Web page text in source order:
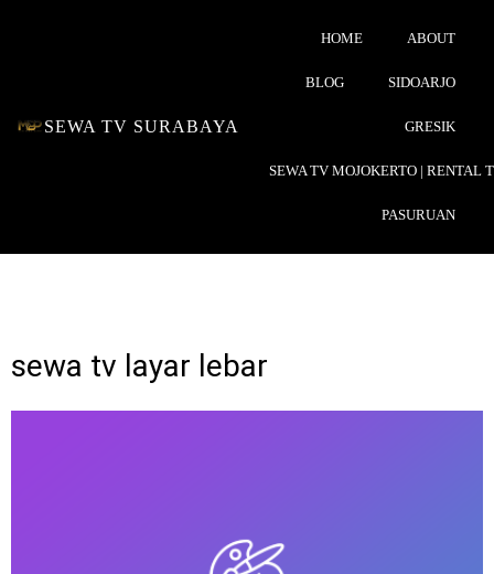
SEWA TV SURABAYA
HOME ABOUT
BLOG SIDOARJO
GRESIK
SEWA TV MOJOKERTO | RENTAL
PASURUAN
sewa tv layar lebar